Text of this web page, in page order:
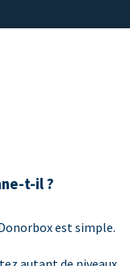
t-il ?
est simple.